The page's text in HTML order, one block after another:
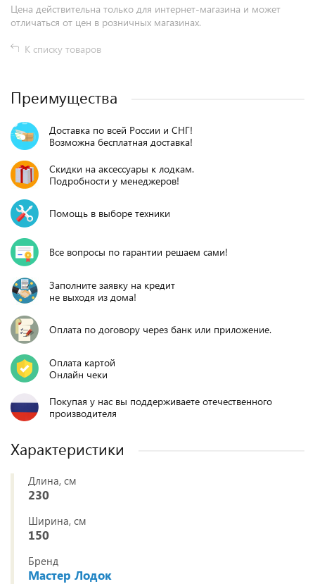
Цена действительна только для интернет-магазина и может
отличаться от цен в розничных магазинах.
К списку товаров
Преимущества
Доставка по всей России и СНГ!
Возможна бесплатная доставка!
Скидки на аксессуары к лодкам.
Подробности у менеджеров!
Помощь в выборе техники
Все вопросы по гарантии решаем сами!
Заполните заявку на кредит
не выходя из дома!
Оплата по договору через банк или приложение.
Оплата картой
Онлайн чеки
Покупая у нас вы поддерживаете отечественного
производителя
Характеристики
Длина, см
230
Ширина, см
150
Бренд
Мастер Лодок